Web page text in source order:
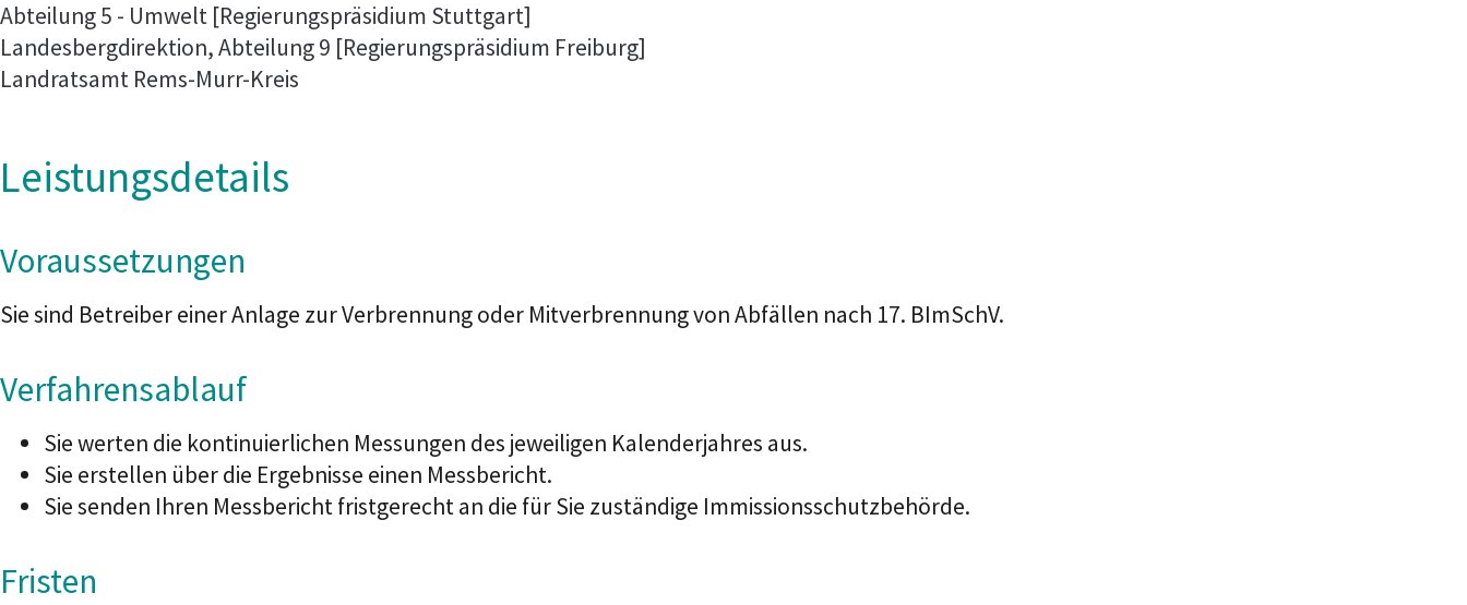
Abteilung 5 - Umwelt [Regierungspräsidium Stuttgart]
Landesbergdirektion, Abteilung 9 [Regierungspräsidium Freiburg]
Landratsamt Rems-Murr-Kreis
Leistungsdetails
Voraussetzungen
Sie sind Betreiber einer Anlage zur Verbrennung oder Mitverbrennung von Abfällen nach 17. BImSchV.
Verfahrensablauf
Sie werten die kontinuierlichen Messungen des jeweiligen Kalenderjahres aus.
Sie erstellen über die Ergebnisse einen Messbericht.
Sie senden Ihren Messbericht fristgerecht an die für Sie zuständige Immissionsschutzbehörde.
Fristen